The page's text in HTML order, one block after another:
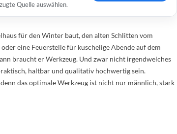
Quelle auswählen.
für den Winter baut, den alten Schlitten vom
eine Feuerstelle für kuschelige Abende auf dem
braucht er Werkzeug. Und zwar nicht irgendwelches
haltbar und qualitativ hochwertig sein.
das optimale Werkzeug ist nicht nur männlich, stark